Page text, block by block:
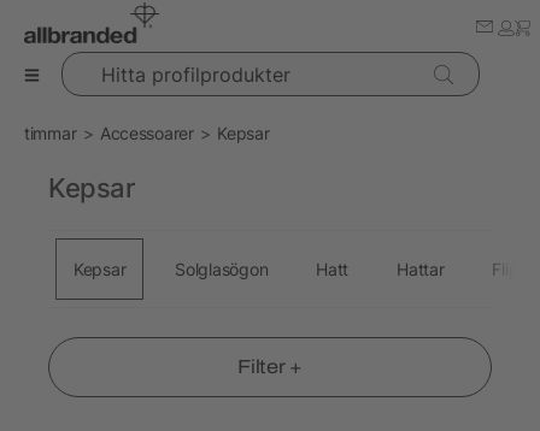
Hitta profilprodukter
timmar Accessoarer Kepsar
Filter +
Kepsar
Kepsar Solglasögon Hatt Hattar Flip-